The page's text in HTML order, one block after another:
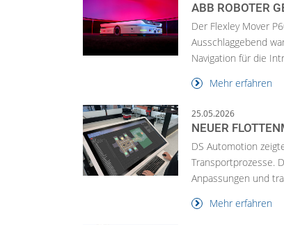
ABB ROBOTER
Der Flexley Mover
Ausschlaggebend
Navigation für die
Mehr erfahren
25.05.2026
NEUER
DS Automotion
Transportprozesse.
Anpassungen und
Mehr erfahren